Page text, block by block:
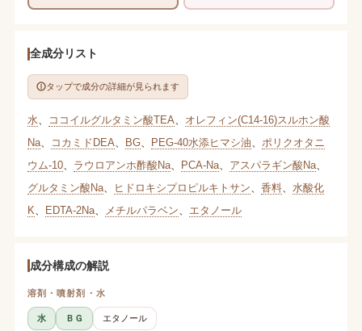
全成分リスト
タップで成分の詳細が見られます
水 ココイルグルタミン酸TEA
オレフィン(C14-16)スルホン酸
Na、 コカミドDEA BG、 PEG-40水添ヒマシ油
ポリクオタニ
ウム-10、 ラウロアンホ酢酸Na、 PCA-Na、 アスパラギン酸Na、
グルタミン酸Na、 ヒドロキシプロピルキトサン 香料、 水酸化
K
EDTA-2Na、 メチルパラベン エタノール
成分構成の解説
溶剤・噴射剤・水
水 ＢＧ
エタノール